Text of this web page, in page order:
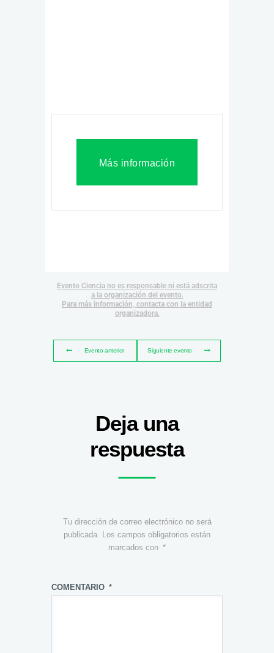
Más información
Evento Ciencia no es responsable ni está adscrita
a la organización del evento.
Para más información, contacta con la entidad
organizadora.
Evento anterior Siguiente evento
Deja una
respuesta
Tu dirección de correo electrónico no será
publicada. Los campos obligatorios están
marcados con *
COMENTARIO *